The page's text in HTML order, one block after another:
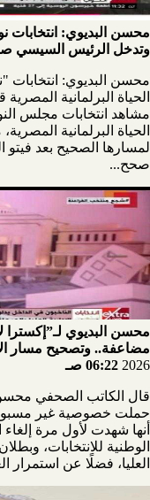
وتدخل الرئيس السيسي
الحياة البرلمانية
الحياة البرلمانية
لمسارها الصحيح بعد فيتو
صحح...
محسن البديوي لـ”إكسترا
مضاعفة.. وتصحيح مسار
2026 06:22 صـ
حملت خصوصية غير مسبوقة
العليا، فضلًا عن استمرار